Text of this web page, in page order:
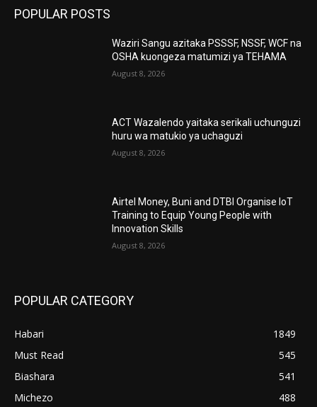
POPULAR POSTS
Waziri Sangu azitaka PSSSF, NSSF, WCF na
OSHA kuongeza matumizi ya TEHAMA
August 8, 2026
ACT Wazalendo yaitaka serikali uchunguzi
huru wa matukio ya uchaguzi
August 8, 2026
Airtel Money, Buni and DTBI Organise IoT
Training to Equip Young People with
Innovation Skills
August 8, 2026
POPULAR CATEGORY
Habari
1849
Must Read
545
Biashara
541
Michezo
488